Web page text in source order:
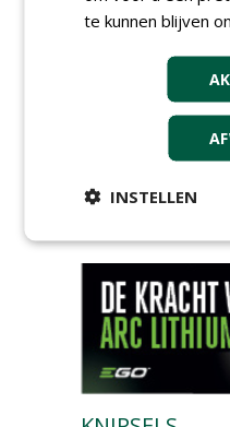
vrijdag 7 augustus 2026
verbindingszone
boslandschap
Groenprojecten
vrijdag 7 augustus 2026
Gemeente
onderhoud
bebouwingscontour
Boomrooierij
te kunnen blijven
INSTELLEN